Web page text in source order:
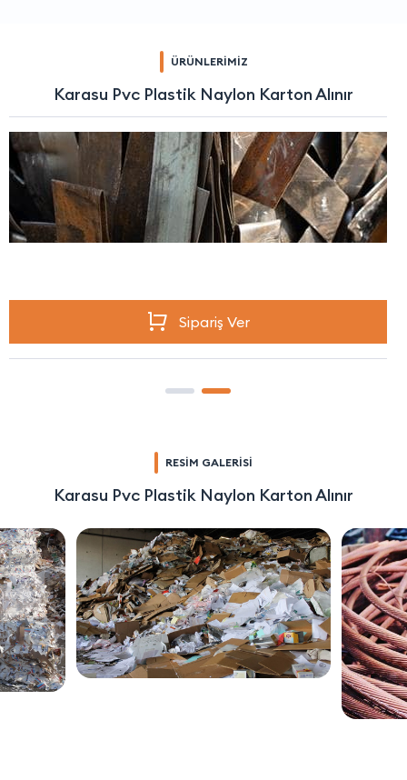
ÜRÜNLERİMİZ
Karasu Pvc Plastik Naylon Karton Alınır
Sipariş Ver
RESİM GALERİSİ
Karasu Pvc Plastik Naylon Karton Alınır